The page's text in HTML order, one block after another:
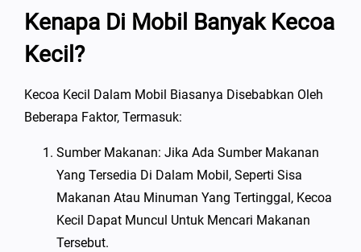
Kenapa Di Mobil Banyak Kecoa
Kecil?
Kecoa Kecil Dalam Mobil Biasanya Disebabkan Oleh
Beberapa Faktor, Termasuk:
Sumber Makanan: Jika Ada Sumber Makanan
Yang Tersedia Di Dalam Mobil, Seperti Sisa
Makanan Atau Minuman Yang Tertinggal, Kecoa
Kecil Dapat Muncul Untuk Mencari Makanan
Tersebut.